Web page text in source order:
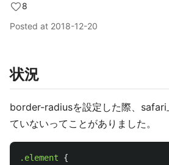
8
Posted at 2018-12-20
状況
border-radiusを設定した際、safari
ていないってことがありました。
.element
{